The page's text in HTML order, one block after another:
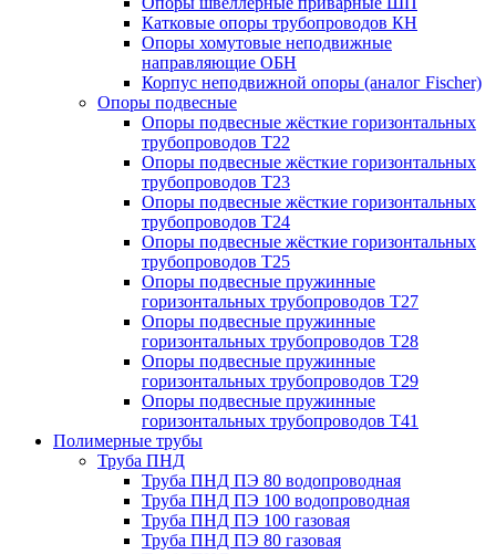
Катковые опоры трубопроводов КН
Опоры хомутовые неподвижные
направляющие ОБН
Корпус неподвижной опоры (аналог Fischer)
Опоры подвесные
Опоры подвесные жёсткие горизонтальных
трубопроводов Т22
Опоры подвесные жёсткие горизонтальных
трубопроводов Т23
Опоры подвесные жёсткие горизонтальных
трубопроводов Т24
Опоры подвесные жёсткие горизонтальных
трубопроводов Т25
Опоры подвесные пружинные
горизонтальных трубопроводов Т27
Опоры подвесные пружинные
горизонтальных трубопроводов Т28
Опоры подвесные пружинные
горизонтальных трубопроводов Т29
Опоры подвесные пружинные
горизонтальных трубопроводов Т41
Полимерные трубы
Труба ПНД
Труба ПНД ПЭ 80 водопроводная
Труба ПНД ПЭ 100 водопроводная
Труба ПНД ПЭ 100 газовая
Труба ПНД ПЭ 80 газовая